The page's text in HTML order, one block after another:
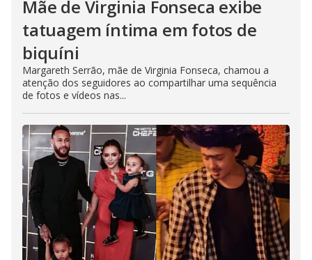
Mãe de Virginia Fonseca exibe
tatuagem íntima em fotos de
biquíni
Margareth Serrão, mãe de Virginia Fonseca, chamou a
atenção dos seguidores ao compartilhar uma sequência
de fotos e vídeos nas...